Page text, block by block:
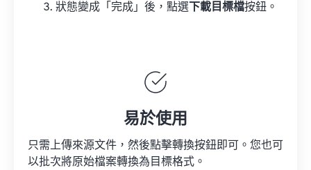
狀態變成「完成」後，點選 下載目標檔按鈕。
易於使用
只需上傳來源文件，然後點擊轉換按鈕即可。您也可
以批次將原始檔案轉換為目標格式。